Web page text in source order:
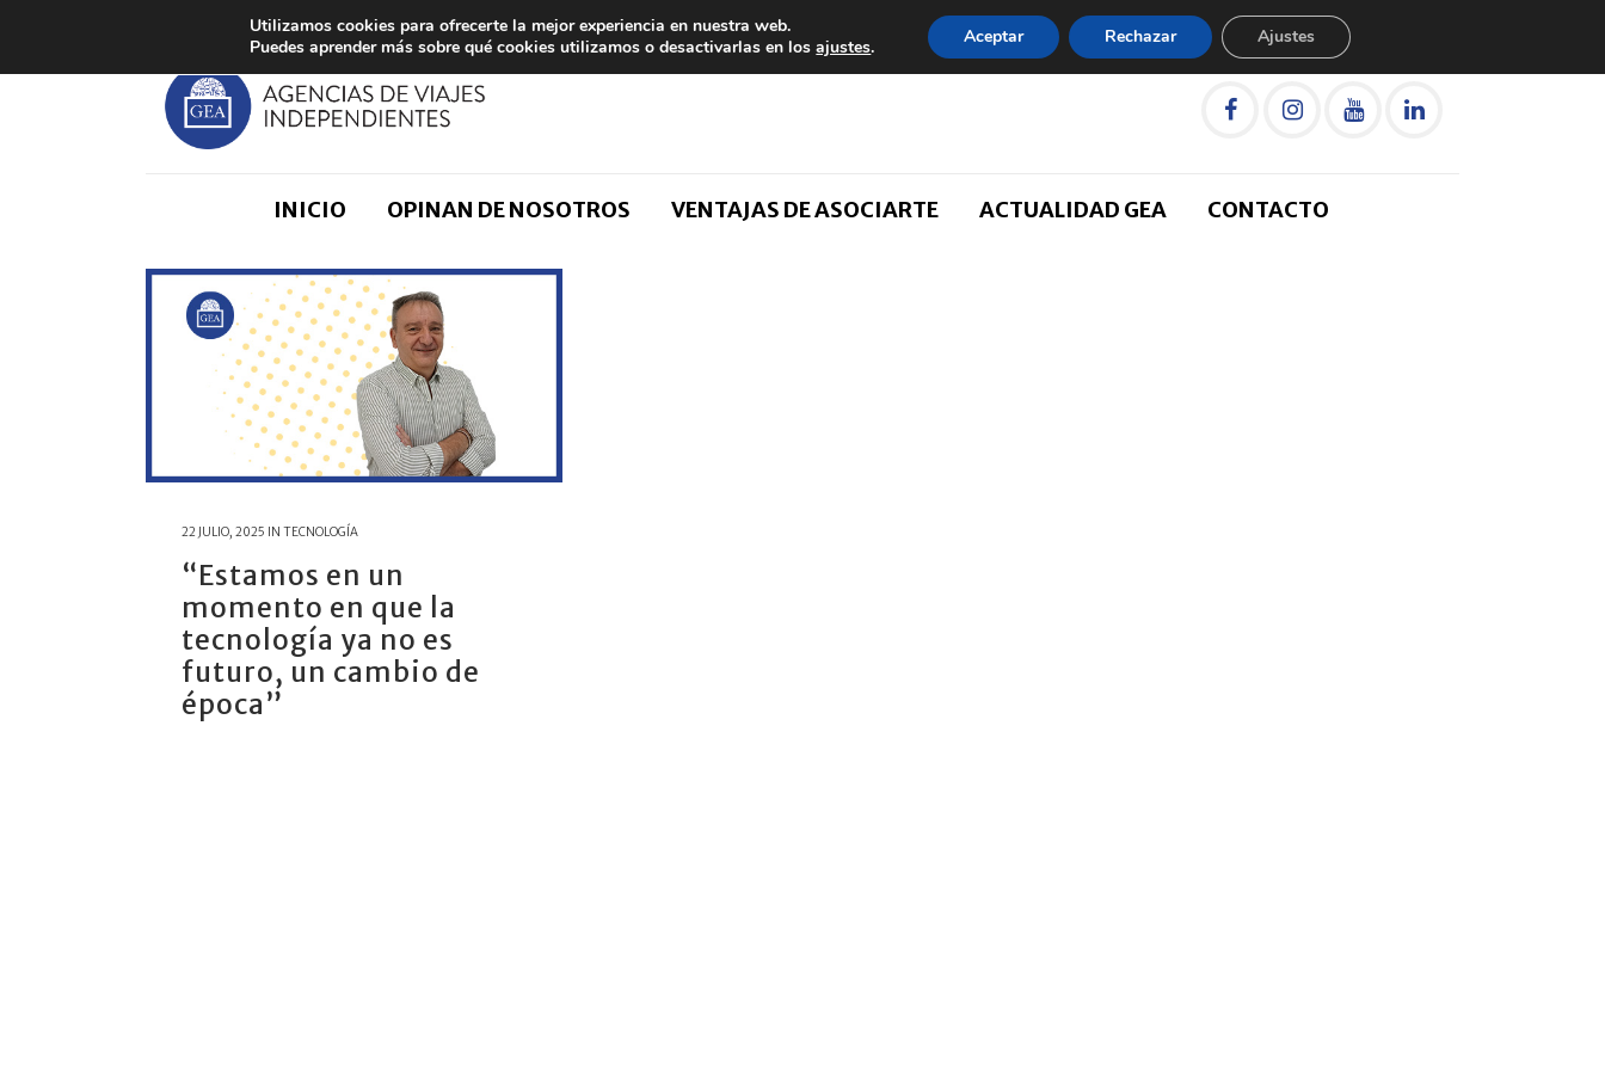
INICIO OPINAN DE NOSOTROS VENTAJAS DE ASOCIARTE ACTUALIDAD GEA CONTACTO
22 JULIO, 2025 IN TECNOLOGÍA
“Estamos en un
momento en que la
tecnología ya no es
futuro, un cambio de
época”
Utilizamos cookies para ofrecerte la mejor experiencia en nuestra web.
Puedes aprender más sobre qué cookies utilizamos o desactivarlas en losajustes. Aceptar Rechazar Ajustes